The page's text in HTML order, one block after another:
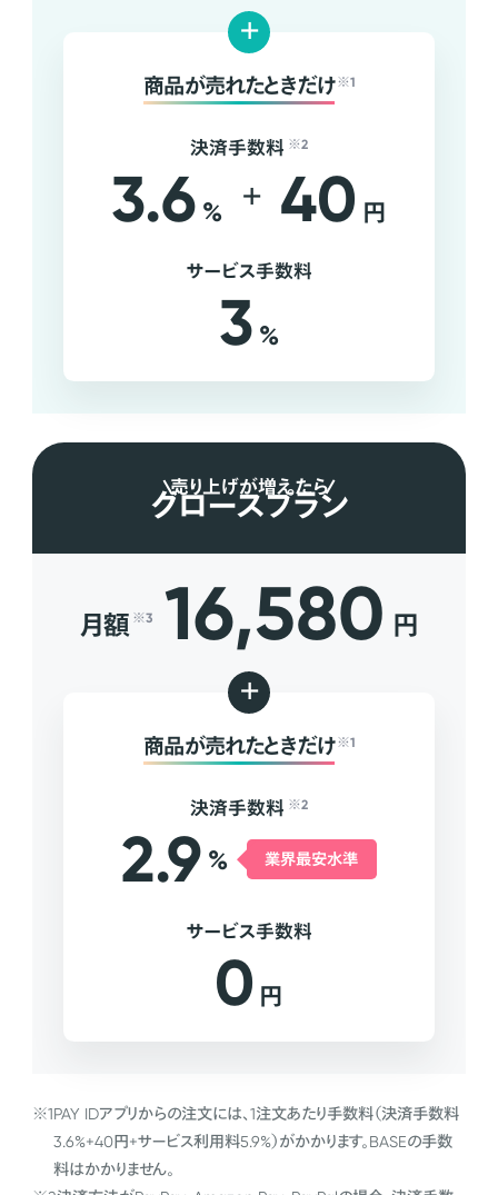
+
商品が売れたときだけ ※1
決済手数料 ※2
3.6 % + 40 円
サービス手数料
3 %
売り上げが増えたら
グロースプラン
月額 ※3 16,580 円
+
商品が売れたときだけ ※1
決済手数料 ※2
2.9 % 業界最安水準
サービス手数料
0 円
※1PAY IDアプリからの注文には、1注文あたり手数料（決済手数料
3.6%+40円+サービス利用料5.9%）がかかります。BASEの手数
料はかかりません。